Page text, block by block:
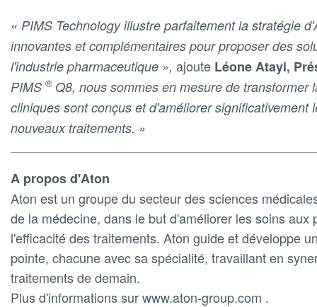
« PIMS Technology illustre parfaitement la stratégie
innovantes et complémentaires pour proposer des
l'industrie pharmaceutique », ajoute Léone Atayi,
PIMS ® Q8, nous sommes en mesure de transformer
cliniques sont conçus et d'améliorer significativement
nouveaux traitements. »
A propos d'Aton
Aton est un groupe du secteur des sciences
de la médecine, dans le but d'améliorer les soins aux
l'efficacité des traitements. Aton guide et développe
pointe, chacune avec sa spécialité, travaillant en
traitements de demain.
Plus d'informations sur www.aton-group.com .